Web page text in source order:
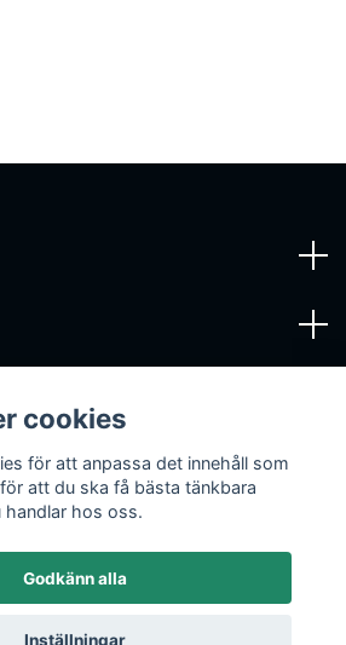
Mobilcenter Jönköping AB
cookies
för att anpassa det innehåll som
att du ska få bästa tänkbara
handlar hos oss.
Godkänn alla
Inställningar